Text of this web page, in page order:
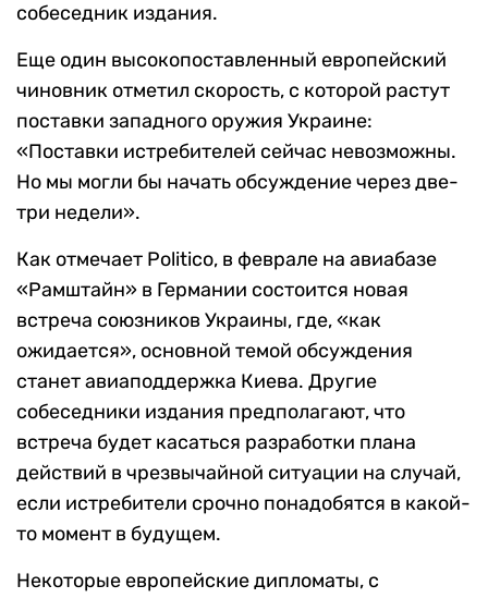
собеседник издания.
Еще один высокопоставленный европейский
чиновник отметил скорость, с которой растут
поставки западного оружия Украине:
«Поставки истребителей сейчас невозможны.
Но мы могли бы начать обсуждение через две-
три недели».
Как отмечает Politico, в феврале на авиабазе
«Рамштайн» в Германии состоится новая
встреча союзников Украины, где, «как
ожидается», основной темой обсуждения
станет авиаподдержка Киева. Другие
собеседники издания предполагают, что
встреча будет касаться разработки плана
действий в чрезвычайной ситуации на случай,
если истребители срочно понадобятся в какой-
то момент в будущем.
Некоторые европейские дипломаты, с